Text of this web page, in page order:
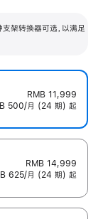
架转换器可选，以满足
RMB 11,999
500/月 (24 期) 起
RMB 14,999
625/月 (24 期) 起